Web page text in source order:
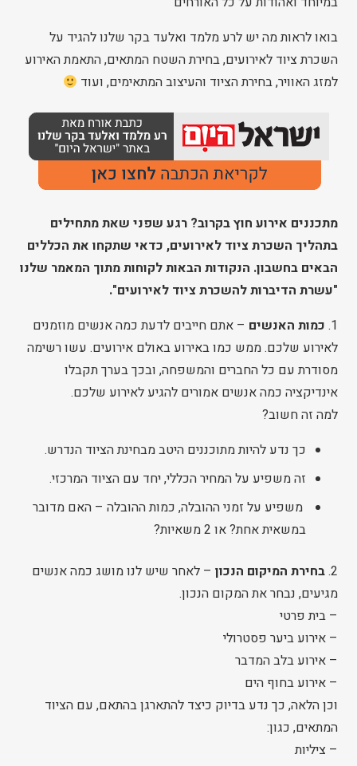
בואו לראות מה יש לרע מלמד ואלעד בקר שלנו להגיד על
השכרת ציוד לאירועים, בחירת השטח המתאים, התאמת האירוע
למזג האוויר, בחירת הציוד והעיצוב המתאימים, ועוד
מתכננים אירוע חוץ בקרוב? רגע שפני שאת מתחילים
בתהליך השכרת ציוד לאירועים, כדאי שתקחו את הכללים
הבאים בחשבון. הנקודות הבאות לקוחות מתוך המאמר שלנו
"עשרת הדיברות להשכרת ציוד לאירועים".
1. כמות האנשים – אתם חייבים לדעת כמה אנשים מוזמנים
לאירוע שלכם. ממש כמו באירוע באולם אירועים. עשו רשימה
מסודרת עם כל החברים והמשפחה, ובכך בערך תקבלו
אינדיקציה כמה אנשים אמורים להגיע לאירוע שלכם.
למה זה חשוב?
כך נדע להיות מתוכננים היטב מבחינת הציוד הנדרש.
זה משפיע על המחיר הכללי, יחד עם הציוד המרכזי.
משפיע על זמני ההובלה, כמות ההובלה – האם מדובר
במשאית אחת? או 2 משאיות?
2. בחירת המיקום הנכון – לאחר שיש לנו מושג כמה אנשים
מגיעים, נבחר את המקום הנכון.
– בית פרטי
– אירוע ביער פסטרולי
– אירוע בלב המדבר
– אירוע בחוף הים
וכן הלאה, כך נדע בדיוק כיצד להתארגן בהתאם, עם הציוד
המתאים, כגון:
– ציליות